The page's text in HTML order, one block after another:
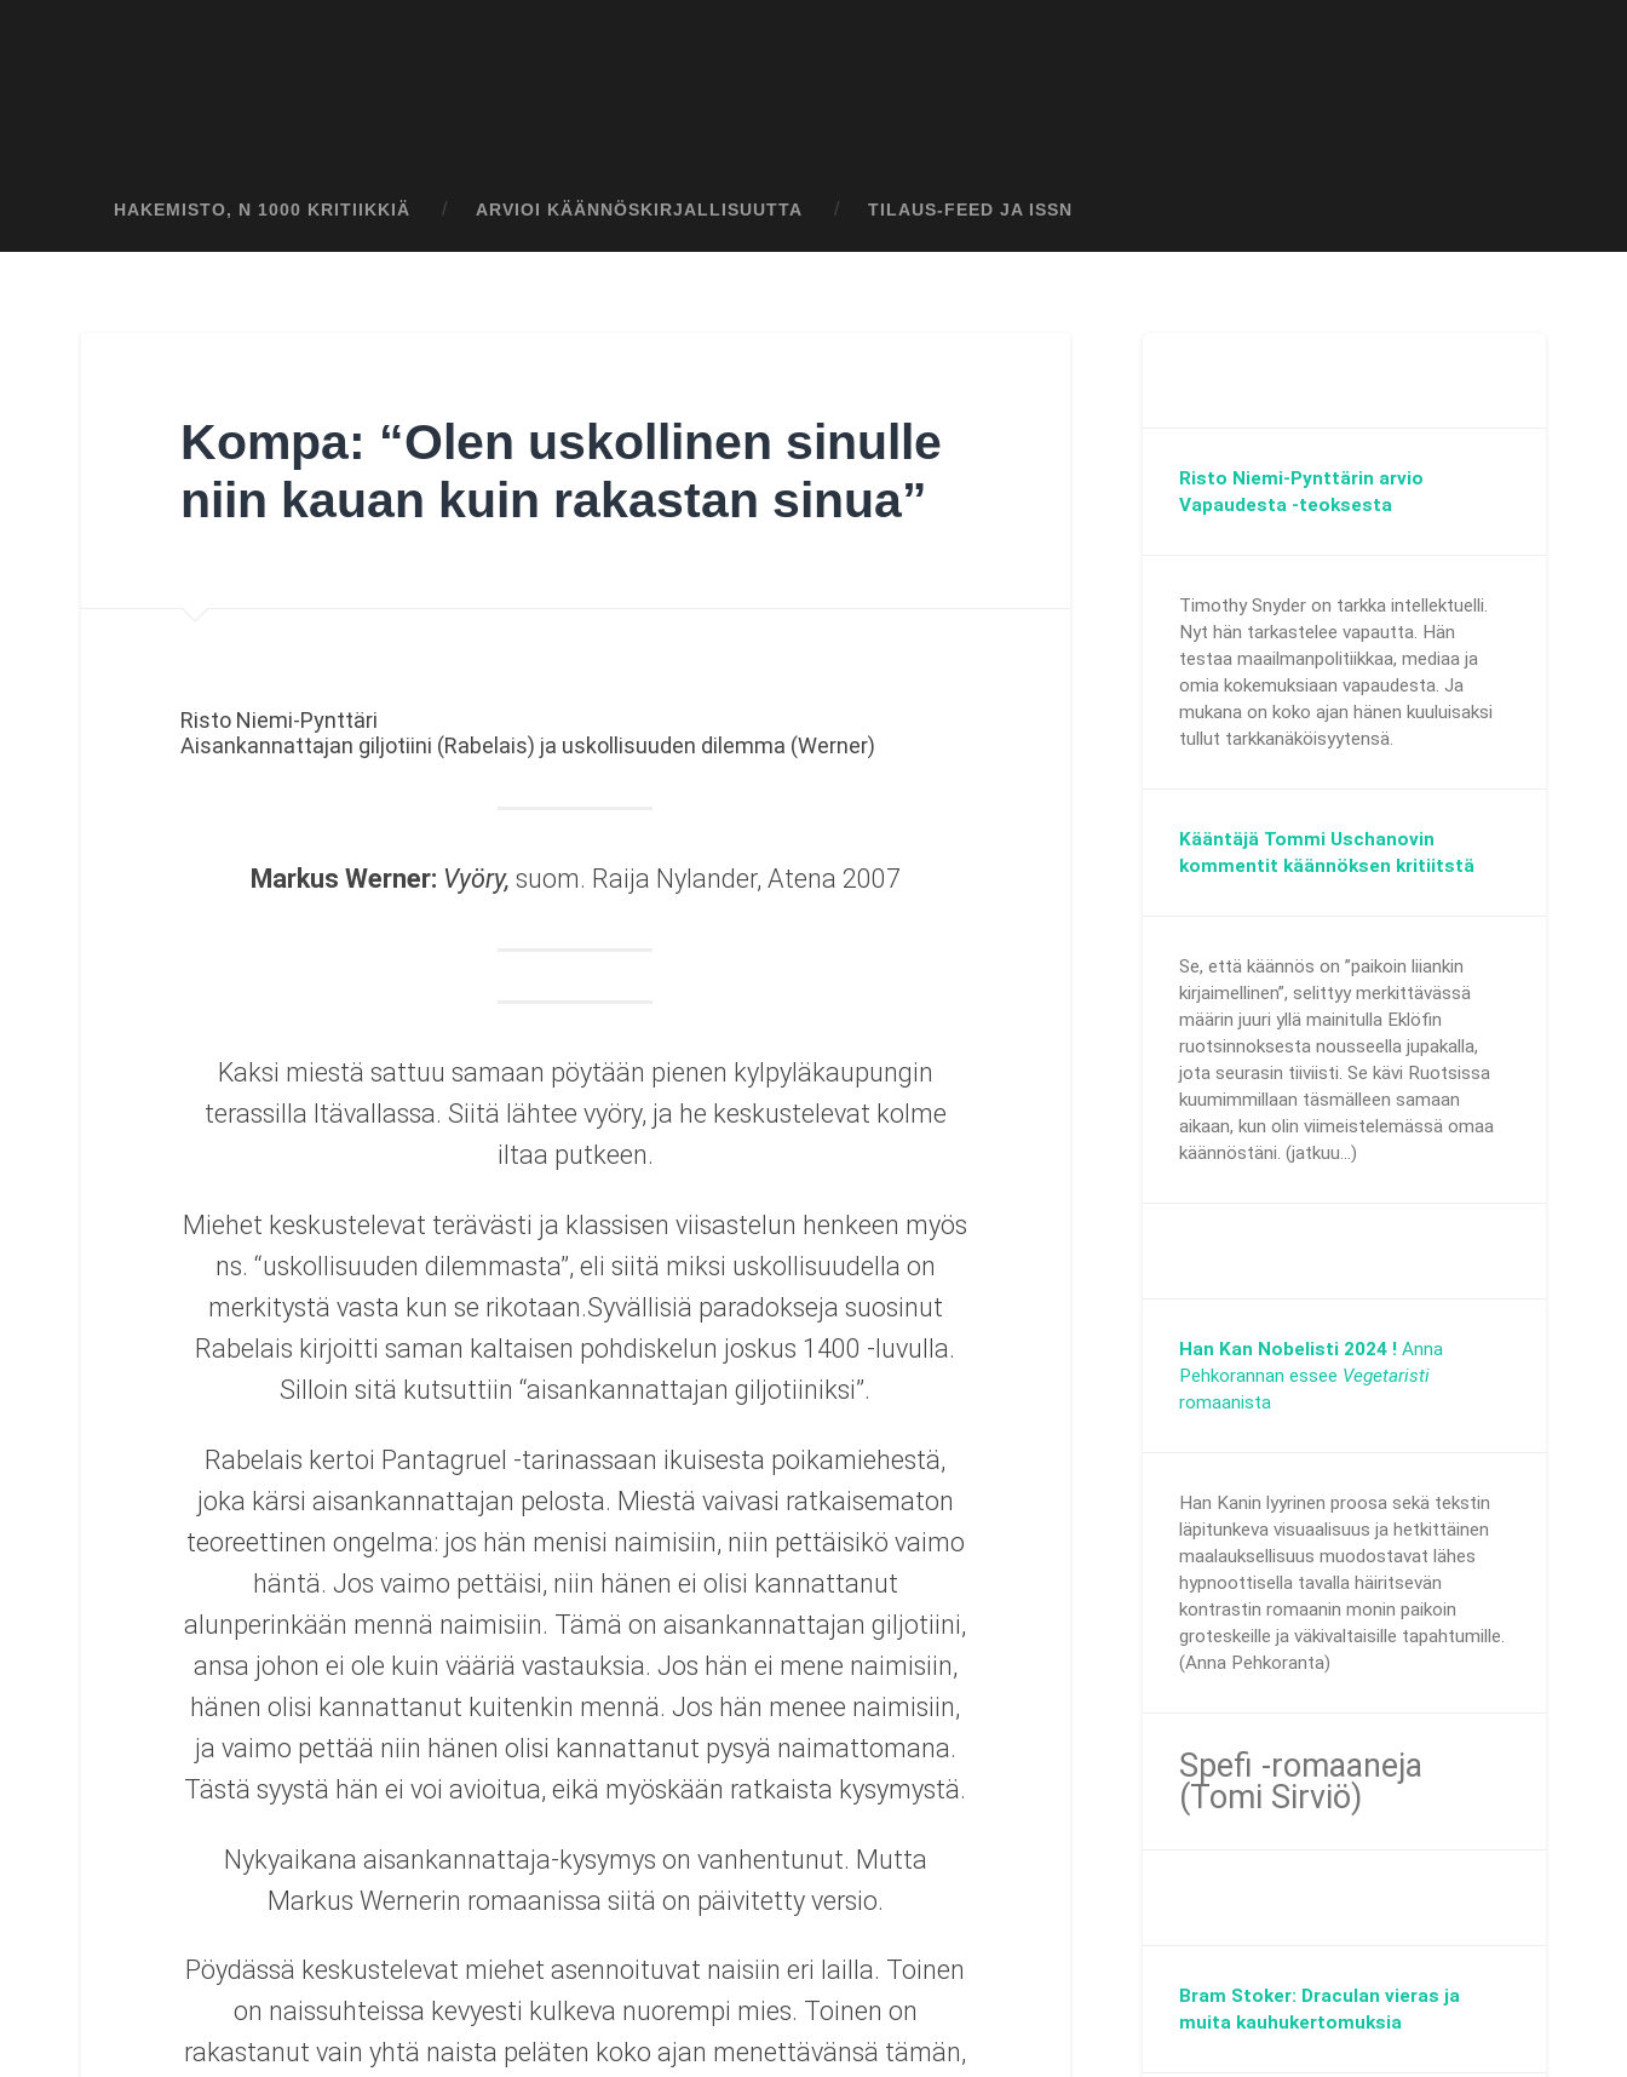
HAKEMISTO, N 1000 KRITIIKKIÄ ARVIOI KÄÄNNÖSKIRJALLISUUTTA TILAUS-FEED JA ISSN
Kompa: “Olen uskollinen sinulle
niin kauan kuin rakastan sinua”
Risto Niemi-Pynttäri
Aisankannattajan giljotiini (Rabelais) ja uskollisuuden dilemma (Werner)
Markus Werner: Vyöry, suom. Raija Nylander, Atena 2007
Kaksi miestä sattuu samaan pöytään pienen kylpyläkaupungin
terassilla Itävallassa. Siitä lähtee vyöry, ja he keskustelevat kolme
iltaa putkeen.
Miehet keskustelevat terävästi ja klassisen viisastelun henkeen myös
ns. “uskollisuuden dilemmasta”, eli siitä miksi uskollisuudella on
merkitystä vasta kun se rikotaan.Syvällisiä paradokseja suosinut
Rabelais kirjoitti saman kaltaisen pohdiskelun joskus 1400 -luvulla.
Silloin sitä kutsuttiin “aisankannattajan giljotiiniksi”.
Rabelais kertoi Pantagruel -tarinassaan ikuisesta poikamiehestä,
joka kärsi aisankannattajan pelosta. Miestä vaivasi ratkaisematon
teoreettinen ongelma: jos hän menisi naimisiin, niin pettäisikö vaimo
häntä. Jos vaimo pettäisi, niin hänen ei olisi kannattanut
alunperinkään mennä naimisiin. Tämä on aisankannattajan giljotiini,
ansa johon ei ole kuin vääriä vastauksia. Jos hän ei mene naimisiin,
hänen olisi kannattanut kuitenkin mennä. Jos hän menee naimisiin,
ja vaimo pettää niin hänen olisi kannattanut pysyä naimattomana.
Tästä syystä hän ei voi avioitua, eikä myöskään ratkaista kysymystä.
Nykyaikana aisankannattaja-kysymys on vanhentunut. Mutta
Markus Wernerin romaanissa siitä on päivitetty versio.
Pöydässä keskustelevat miehet asennoituvat naisiin eri lailla. Toinen
on naissuhteissa kevyesti kulkeva nuorempi mies. Toinen on
rakastanut vain yhtä naista peläten koko ajan menettävänsä tämän,
Risto Niemi-Pynttärin arvio
Vapaudesta -teoksesta
Timothy Snyder on tarkka intellektuelli.
Nyt hän tarkastelee vapautta. Hän
testaa maailmanpolitiikkaa, mediaa ja
omia kokemuksiaan vapaudesta. Ja
mukana on koko ajan hänen kuuluisaksi
tullut tarkkanäköisyytensä.
Kääntäjä Tommi Uschanovin
kommentit käännöksen kritiitstä
Se, että käännös on ”paikoin liiankin
kirjaimellinen”, selittyy merkittävässä
määrin juuri yllä mainitulla Eklöfin
ruotsinnoksesta nousseella jupakalla,
jota seurasin tiiviisti. Se kävi Ruotsissa
kuumimmillaan täsmälleen samaan
aikaan, kun olin viimeistelemässä omaa
käännöstäni. (jatkuu...)
Han Kan Nobelisti 2024 ! Anna
Pehkorannan essee Vegetaristi
romaanista
Han Kanin lyyrinen proosa sekä tekstin
läpitunkeva visuaalisuus ja hetkittäinen
maalauksellisuus muodostavat lähes
hypnoottisella tavalla häiritsevän
kontrastin romaanin monin paikoin
groteskeille ja väkivaltaisille tapahtumille.
(Anna Pehkoranta)
Spefi -romaaneja
(Tomi Sirviö)
Bram Stoker: Draculan vieras ja
muita kauhukertomuksia